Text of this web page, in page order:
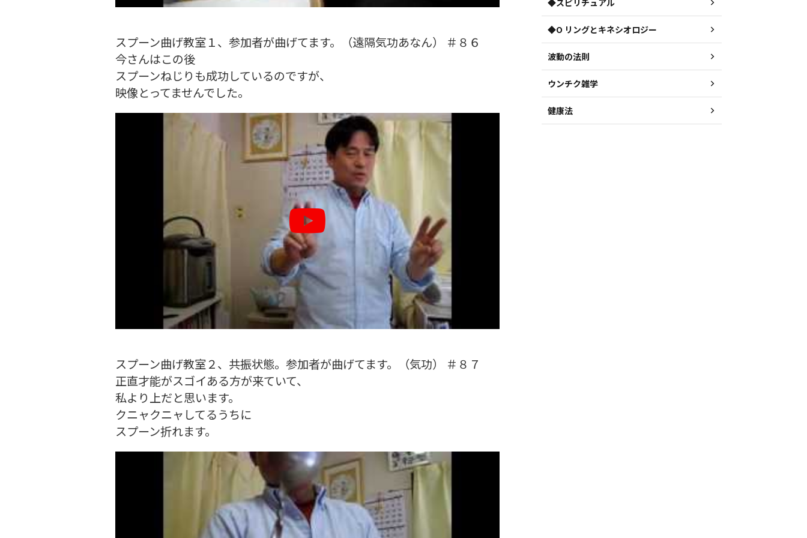
スプーン曲げ教室１、参加者が曲げてます。（遠隔気功あなん） ＃８６
今さんはこの後
スプーンねじりも成功しているのですが、
映像とってませんでした。
スプーン曲げ教室２、共振状態。参加者が曲げてます。（気功） ＃８７
正直才能がスゴイある方が来ていて、
私より上だと思います。
クニャクニャしてるうちに
スプーン折れます。
◆スピリチュアル
◆O リングとキネシオロジー
波動の法則
ウンチク雑学
健康法